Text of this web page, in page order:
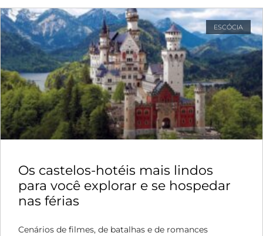
ESCÓCIA
Os castelos-hotéis mais lindos
para você explorar e se hospedar
nas férias
Cenários de filmes, de batalhas e de romances